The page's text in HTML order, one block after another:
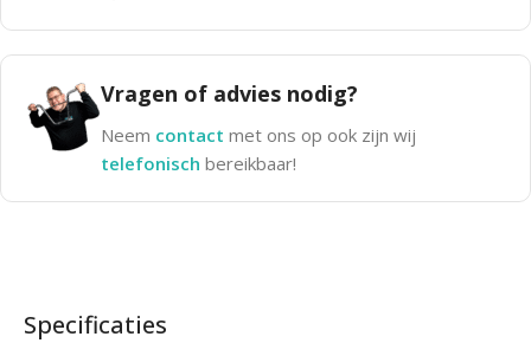
Vragen of advies nodig?
Neem contact met ons op ook zijn wij
telefonisch bereikbaar!
Specificaties